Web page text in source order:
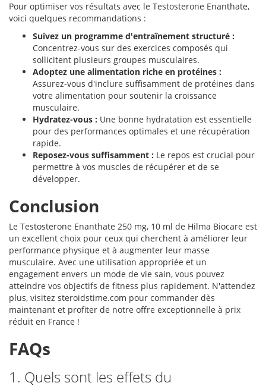
Pour optimiser vos résultats avec le Testosterone Enanthate,
voici quelques recommandations :
Suivez un programme d'entraînement structuré :
Concentrez-vous sur des exercices composés qui
sollicitent plusieurs groupes musculaires.
Adoptez une alimentation riche en protéines :
Assurez-vous d'inclure suffisamment de protéines dans
votre alimentation pour soutenir la croissance
musculaire.
Hydratez-vous : Une bonne hydratation est essentielle
pour des performances optimales et une récupération
rapide.
Reposez-vous suffisamment : Le repos est crucial pour
permettre à vos muscles de récupérer et de se
développer.
Conclusion
Le Testosterone Enanthate 250 mg, 10 ml de Hilma Biocare est
un excellent choix pour ceux qui cherchent à améliorer leur
performance physique et à augmenter leur masse
musculaire. Avec une utilisation appropriée et un
engagement envers un mode de vie sain, vous pouvez
atteindre vos objectifs de fitness plus rapidement. N'attendez
plus, visitez steroidstime.com pour commander dès
maintenant et profiter de notre offre exceptionnelle à prix
réduit en France !
FAQs
1. Quels sont les effets du